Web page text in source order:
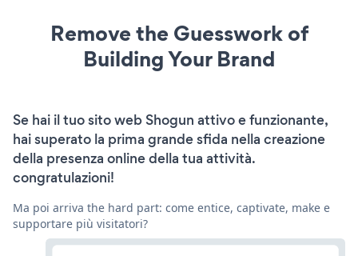
Remove the Guesswork of
Building Your Brand
Se hai il tuo sito web Shogun attivo e funzionante,
hai superato la prima grande sfida nella creazione
della presenza online della tua attività.
congratulazioni!
Ma poi arriva the hard part: come entice, captivate, make e
supportare più visitatori?